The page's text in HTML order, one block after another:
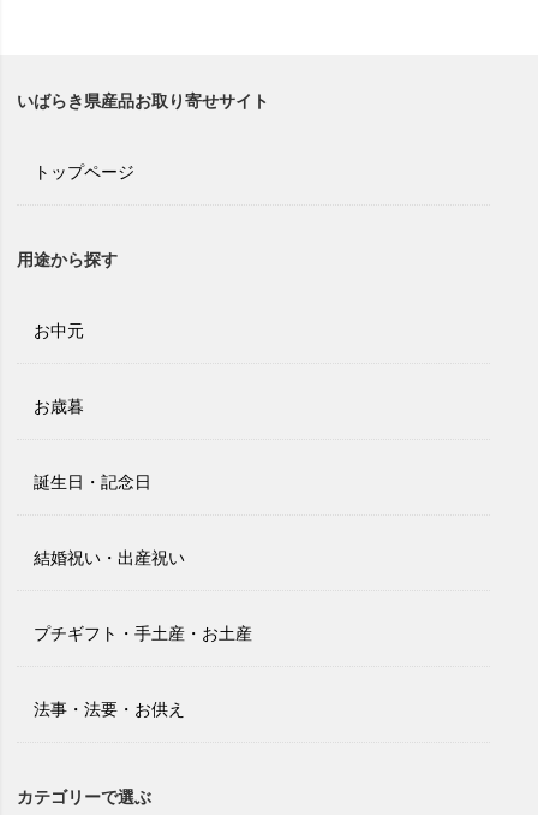
いばらき県産品お取り寄せサイト
トップページ
用途から探す
お中元
お歳暮
誕生日・記念日
結婚祝い・出産祝い
プチギフト・手土産・お土産
法事・法要・お供え
カテゴリーで選ぶ